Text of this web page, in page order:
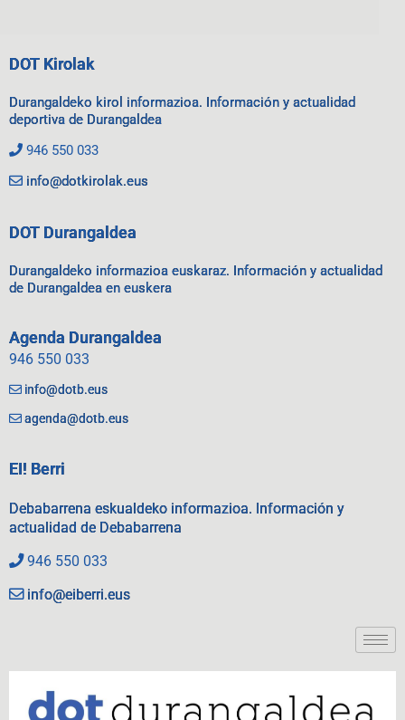
DOT Kirolak
Durangaldeko kirol informazioa. Información y actualidad
deportiva de Durangaldea
946 550 033
info@dotkirolak.eus
DOT Durangaldea
Durangaldeko informazioa euskaraz. Información y actualidad
de Durangaldea en euskera
Agenda Durangaldea
946 550 033
info@dotb.eus
agenda@dotb.eus
EI! Berri
Debabarrena eskualdeko informazioa. Información y
actualidad de Debabarrena
946 550 033
info@eiberri.eus